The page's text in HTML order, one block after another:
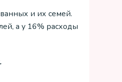
и их семей.
а у 16% расходы